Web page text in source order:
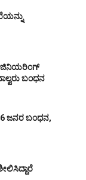
ಬಂಧನ
ಜನರ ಬಂಧನ,